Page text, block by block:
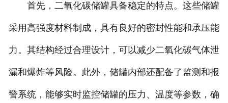
首先，二氧化碳储罐具备稳定的特点。这些储罐
采用高强度材料制成，具有良好的密封性能和承压能
力。其结构经过合理设计，可以减少二氧化碳气体泄
漏和爆炸等风险。此外，储罐内部还配备了监测和报
警系统，能够实时监控储罐的压力、温度等参数，确